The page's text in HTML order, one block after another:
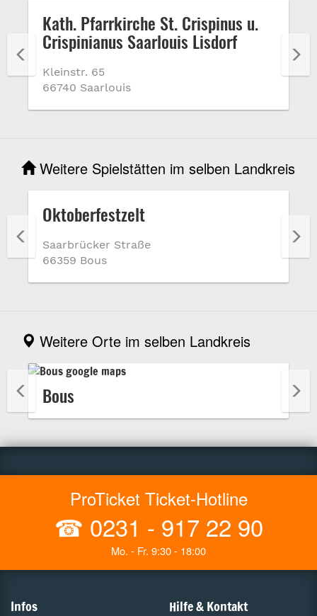
Kath. Pfarrkirche St. Crispinus u.
Crispinianus Saarlouis Lisdorf
Kleinstr. 65
66740 Saarlouis
Weitere Spielstätten im selben Landkreis
Oktoberfestzelt
Saarbrücker Straße
66359 Bous
Weitere Orte im selben Landkreis
Bous
ProTicket Ticket-Hotline
☎ 0231 - 917 22 90
Mo. - Fr. 9:30 - 18:00
Infos Hilfe & Kontakt